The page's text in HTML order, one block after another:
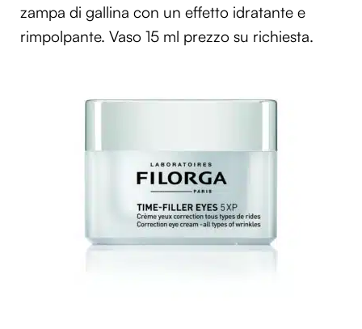
zampa di gallina con un effetto idratante e
rimpolpante. Vaso 15 ml prezzo su richiesta.